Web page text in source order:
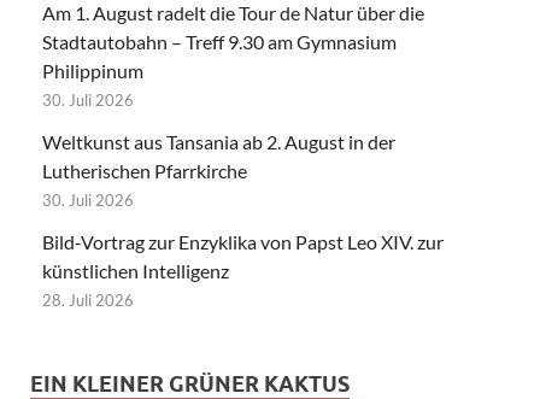
Am 1. August radelt die Tour de Natur über die
Stadtautobahn – Treff 9.30 am Gymnasium
Philippinum
30. Juli 2026
Weltkunst aus Tansania ab 2. August in der
Lutherischen Pfarrkirche
30. Juli 2026
Bild-Vortrag zur Enzyklika von Papst Leo XIV. zur
künstlichen Intelligenz
28. Juli 2026
EIN KLEINER GRÜNER KAKTUS